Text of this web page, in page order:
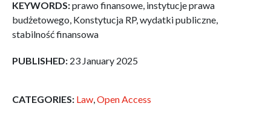
KEYWORDS:prawo finansowe, instytucje prawa
budżetowego, Konstytucja RP, wydatki publiczne,
stabilność finansowa
PUBLISHED: 23 January 2025
CATEGORIES: Law,Open Access